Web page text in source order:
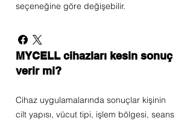
seçeneğine göre değişebilir.
MYCELL cihazları kesin sonuç
verir mi?
Cihaz uygulamalarında sonuçlar kişinin
cilt yapısı, vücut tipi, işlem bölgesi, seans